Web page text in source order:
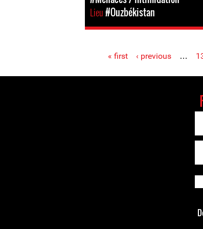
Lieu#Ouzbékistan
« first ‹ previous …